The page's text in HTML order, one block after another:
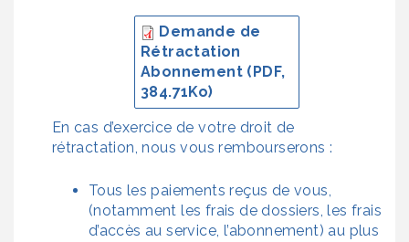
Demande de
Rétractation
Abonnement (PDF,
384.71Ko)
En cas d’exercice de votre droit de
rétractation, nous vous rembourserons :
Tous les paiements reçus de vous,
(notamment les frais de dossiers, les frais
d’accès au service, l’abonnement) au plus